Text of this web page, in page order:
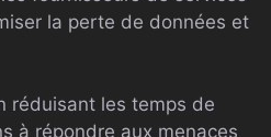
la perte de données et
réduisant les temps de
à répondre aux menaces